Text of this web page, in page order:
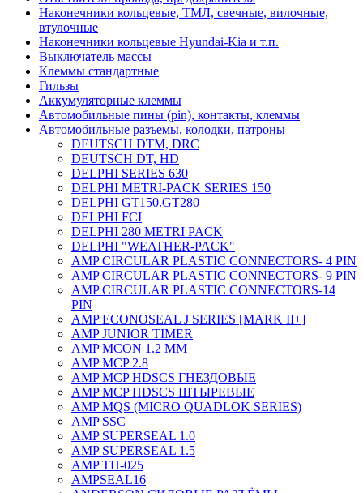
Наконечники кольцевые, ТМЛ, свечные, вилочные,
втулочные
Наконечники кольцевые Hyundai-Kia и т.п.
Выключатель массы
Клеммы стандартные
Гильзы
Аккумуляторные клеммы
Автомобильные пины (pin), контакты, клеммы
Автомобильные разъемы, колодки, патроны
DEUTSCH DTM, DRC
DEUTSCH DT, HD
DELPHI SERIES 630
DELPHI METRI-PACK SERIES 150
DELPHI GT150.GT280
DELPHI FCI
DELPHI 280 METRI PACK
DELPHI "WEATHER-PACK"
AMP CIRCULAR PLASTIC CONNECTORS- 4 PIN
AMP CIRCULAR PLASTIC CONNECTORS- 9 PIN
AMP CIRCULAR PLASTIC CONNECTORS-14
PIN
AMP ECONOSEAL J SERIES [MARK II+]
AMP JUNIOR TIMER
AMP MCON 1.2 MM
AMP MCP 2.8
AMP MCP HDSCS ГНЕЗДОВЫЕ
AMP MCP HDSCS ШТЫРЕВЫЕ
AMP MQS (MICRO QUADLOK SERIES)
AMP SSC
AMP SUPERSEAL 1.0
AMP SUPERSEAL 1.5
AMP ТН-025
AMPSEAL16